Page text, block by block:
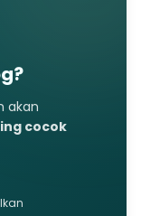
akan
cocok